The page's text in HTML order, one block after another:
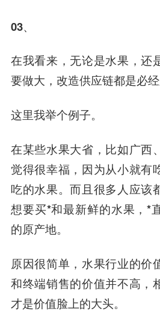
03、
在我看来，无论是水果，还
要做大，改造供应链都是必经
这里我举个例子。
在某些水果大省，比如广西
觉得很幸福，因为从小就有
吃的水果。而且很多人应该
想要买*和最新鲜的水果，*
的原产地。
原因很简单，水果行业的价
和终端销售的价值并不高，
才是价值脸上的大头。